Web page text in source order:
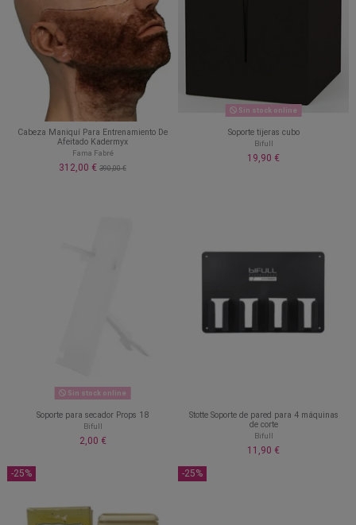
Cabeza Maniquí Para Entrenamiento De
Afeitado Kadermyx
Fama Fabré
312,00 € 390,00 €
Sin stock online
Soporte tijeras cubo
Bifull
19,90 €
Sin stock online
Soporte para secador Props 18
Bifull
2,00 €
Stotte Soporte de pared para 4 máquinas
de corte
Bifull
11,90 €
-25% -25%